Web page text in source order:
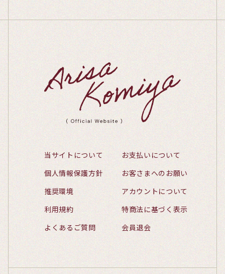
当サイトについて
お支払いについて
個人情報保護方針
お客さまへのお願い
推奨環境
アカウントについて
利用規約
特商法に基づく表示
よくあるご質問
会員退会